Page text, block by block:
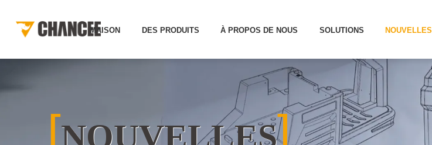
MAISON DES PRODUITS À PROPOS DE NOUS SOLUTIONS NOUVELLES
[NOUVELLES]